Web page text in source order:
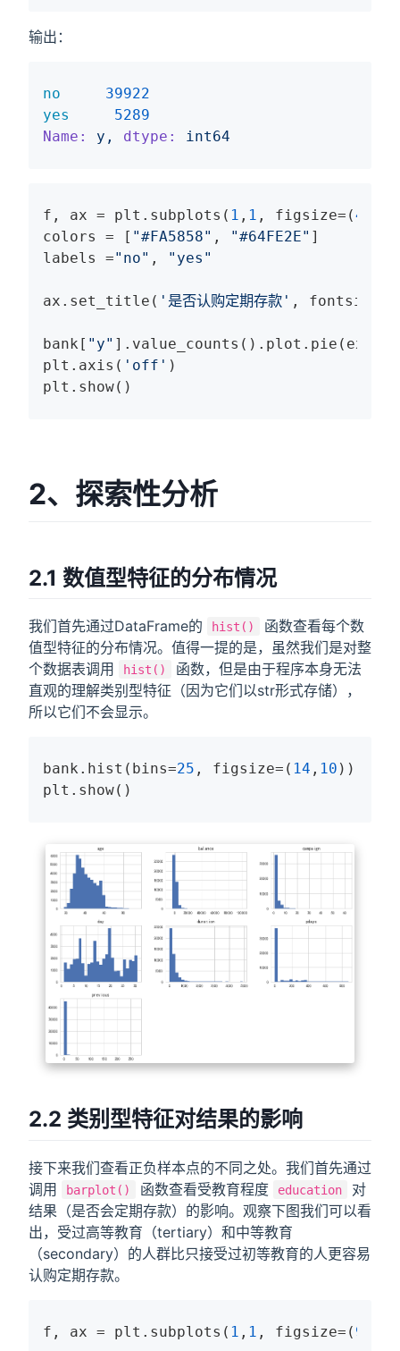
输出：
no
39922
yes
5289
Name:
y, dtype: int64
f, ax = plt.subplots( 1 , 1 , figsize=(4
colors = [ "#FA5858" , "#64FE2E" ]
labels ="no" , "yes"
ax.set_title( '是否认购定期存款' , fontsize=
bank[ "y"
plt.axis( 'off' )
plt.show()
2、探索性分析
2.1 数值型特征的分布情况
我们首先通过DataFrame的 hist()
函数查看每个数
值型特征的分布情况。值得一提的是，虽然我们是对整
个数据表调用
hist()
函数，但是由于程序本身无法
直观的理解类别型特征（因为它们以str形式存储），
所以它们不会显示。
bank.hist(bins=25 , figsize=( 14 , 10 ))
plt.show()
2.2 类别型特征对结果的影响
接下来我们查看正负样本点的不同之处。我们首先通过
调用
barplot() 函数查看受教育程度 education
对
结果（是否会定期存款）的影响。观察下图我们可以看
出，受过高等教育（tertiary）和中等教育
（secondary）的人群比只接受过初等教育的人更容易
认购定期存款。
f, ax = plt.subplots( 1 , 1 , figsize=( 9